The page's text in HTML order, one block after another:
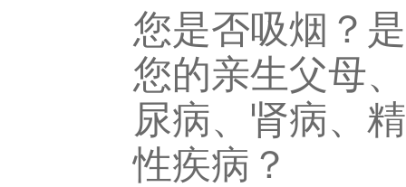
您是否吸烟？
您的亲生父母
尿病、肾病、
性疾病？